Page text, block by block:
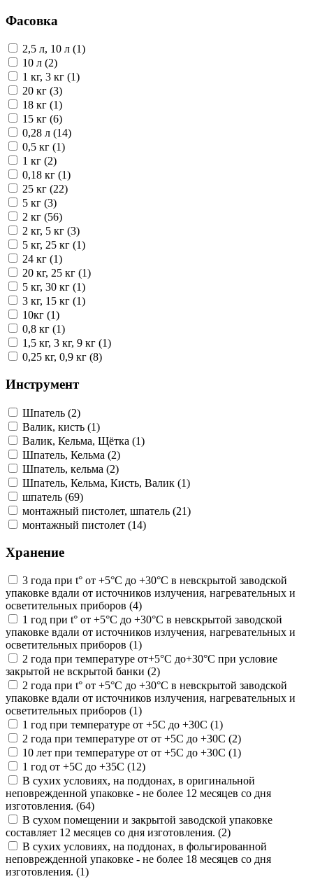
Фасовка
2,5 л, 10 л (1)
10 л (2)
1 кг, 3 кг (1)
20 кг (3)
18 кг (1)
15 кг (6)
0,28 л (14)
0,5 кг (1)
1 кг (2)
0,18 кг (1)
25 кг (22)
5 кг (3)
2 кг (56)
2 кг, 5 кг (3)
5 кг, 25 кг (1)
24 кг (1)
20 кг, 25 кг (1)
5 кг, 30 кг (1)
3 кг, 15 кг (1)
10кг (1)
0,8 кг (1)
1,5 кг, 3 кг, 9 кг (1)
0,25 кг, 0,9 кг (8)
Инструмент
Шпатель (2)
Валик, кисть (1)
Валик, Кельма, Щётка (1)
Шпатель, Кельма (2)
Шпатель, кельма (2)
Шпатель, Кельма, Кисть, Валик (1)
шпатель (69)
монтажный пистолет, шпатель (21)
монтажный пистолет (14)
Хранение
3 года при t° от +5°С до +30°С в невскрытой заводской
упаковке вдали от источников излучения, нагревательных и
осветительных приборов (4)
1 год при t° от +5°С до +30°С в невскрытой заводской
упаковке вдали от источников излучения, нагревательных и
осветительных приборов (1)
2 года при температуре от+5°С до+30°С при условие
закрытой не вскрытой банки (2)
2 года при t° от +5°С до +30°С в невскрытой заводской
упаковке вдали от источников излучения, нагревательных и
осветительных приборов (1)
1 год при температуре от +5С до +30С (1)
2 года при температуре от от +5С до +30С (2)
10 лет при температуре от от +5С до +30С (1)
1 год от +5С до +35С (12)
В сухих условиях, на поддонах, в оригинальной
неповрежденной упаковке - не более 12 месяцев со дня
изготовления. (64)
В сухом помещении и закрытой заводской упаковке
составляет 12 месяцев со дня изготовления. (2)
В сухих условиях, на поддонах, в фольгированной
неповрежденной упаковке - не более 18 месяцев со дня
изготовления. (1)